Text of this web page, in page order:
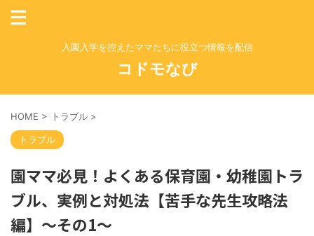
入園入学を控えたママたちに役立つ情報を配信
コドモなび
HOME > トラブル >
トラブル
園ママ必見！よくある保育園・幼稚園トラ
ブル、実例と対処法【苦手な先生攻略法
編】～その1～